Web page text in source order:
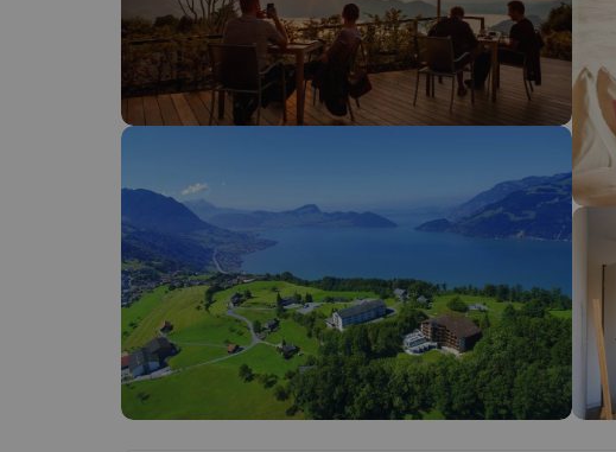
Oops, wir haben keine Ergebnisse gefunden, die Ihrer
Es sieht so aus, als hätte sich unser Sucher verirrt.